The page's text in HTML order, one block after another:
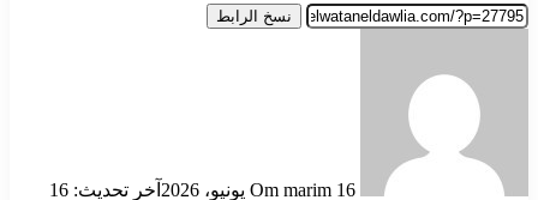
نسخ الرابط
Om marim 16 يونيو، 2026
آخر تحديث: 16